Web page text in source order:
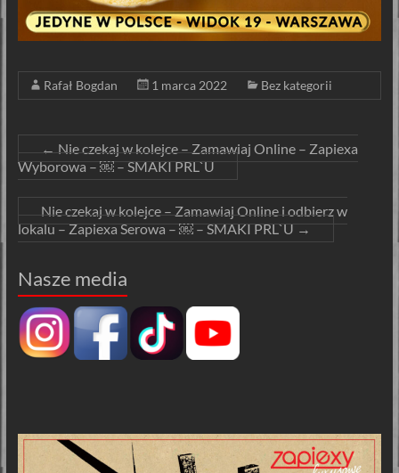
Rafał Bogdan 1 marca 2022 Bez kategorii
← Nie czekaj w kolejce – Zamawiaj Online – Zapiexa
Wyborowa – ￼ – SMAKI PRL`U
Nie czekaj w kolejce – Zamawiaj Online i odbierz w
lokalu – Zapiexa Serowa – ￼ – SMAKI PRL`U→
Nasze media